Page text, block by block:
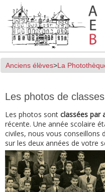
Anciens élèves La
Les photos de classes
Les photos sont classées par
récente. Une année scolaire
civiles, nous vous conseillons
sur les deux années de votre